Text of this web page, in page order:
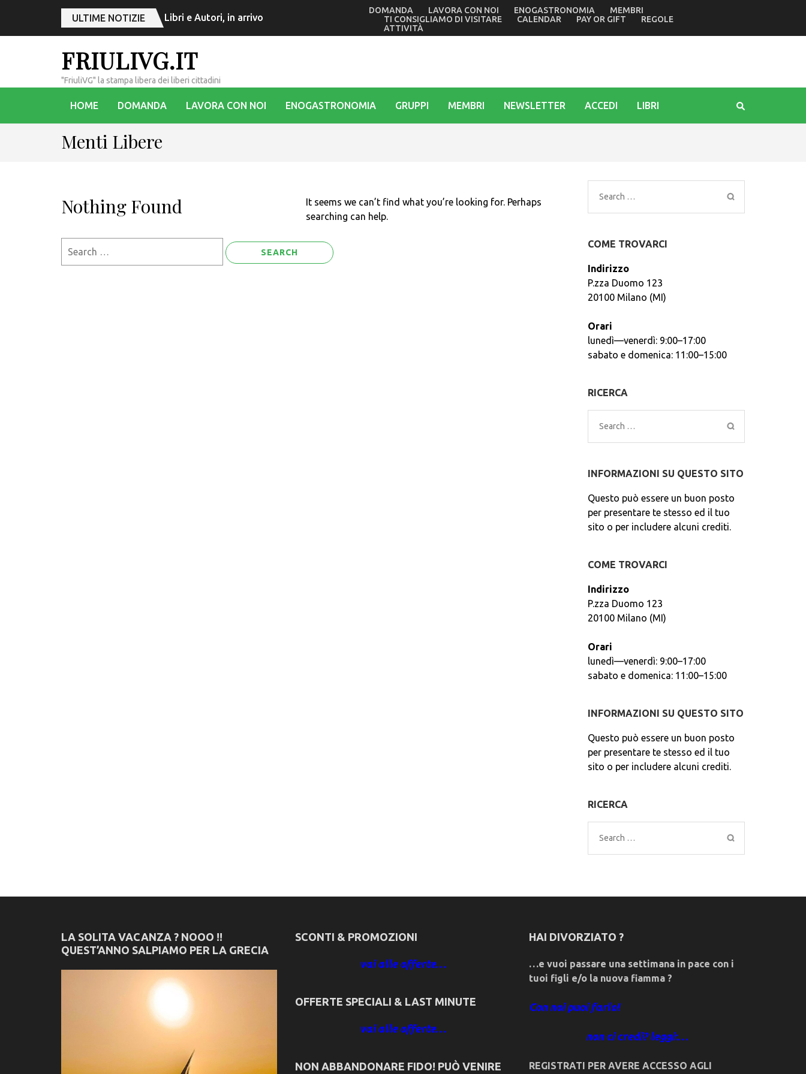
ULTIME NOTIZIE Libri e Autori, in arrivo oggi a Grado l’ultimo giallo di Tullio Avoledo. Verso il gran finale della rassegna letteraria
DOMANDA LAVORA CON NOI ENOGASTRONOMIA
MEMBRI
TI CONSIGLIAMO DI VISITARE
CALENDAR PAY OR GIFT
REGOLE
ATTIVITÀ
FRIULIVG.IT
"FriuliVG" la stampa libera dei liberi cittadini
HOME DOMANDA LAVORA CON NOI ENOGASTRONOMIA GRUPPI MEMBRI NEWSLETTER ACCEDI LIBRI
Menti Libere
Nothing Found
It seems we can’t find what you’re looking for. Perhaps
searching can help.
Search
for:
COME TROVARCI
Indirizzo
P.zza Duomo 123
20100 Milano (MI)
Orari
lunedì—venerdì: 9:00–17:00
sabato e domenica: 11:00–15:00
RICERCA
Search
for:
INFORMAZIONI SU QUESTO SITO
Questo può essere un buon posto
per presentare te stesso ed il tuo
sito o per includere alcuni crediti.
COME TROVARCI
Indirizzo
P.zza Duomo 123
20100 Milano (MI)
Orari
lunedì—venerdì: 9:00–17:00
sabato e domenica: 11:00–15:00
INFORMAZIONI SU QUESTO SITO
Questo può essere un buon posto
per presentare te stesso ed il tuo
sito o per includere alcuni crediti.
RICERCA
Search
for:
LA SOLITA VACANZA ? NOOO !!
QUEST’ANNO SALPIAMO PER LA GRECIA
SCONTI & PROMOZIONI
vai alle offerte…
OFFERTE SPECIALI & LAST MINUTE
vai alle offerte…
NON ABBANDONARE FIDO! PUÒ VENIRE
HAI DIVORZIATO ?
…e vuoi passare una settimana in pace con i
tuoi figli e/o la nuova fiamma ?
Con noi puoi farlo!
non ci credi? leggi:…
REGISTRATI PER AVERE ACCESSO AGLI